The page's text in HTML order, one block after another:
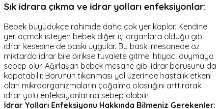
Sık idrara çıkma ve idrar yolları enfeksiyonlar:
Bebek büyüdükçe rahimde daha çok yer kaplar. Kendine
yer açmak isteyen bebek diğer iç organlara olduğu gibi
idrar kesesine de baskı uygular. Bu baskı mesanede az
miktarda idrar bile birikse tuvalete gitme ihtiyacı duymaya
sebep olur. Ağırlaşan bebek mesane gibi idrar borusunu da
kapatabilir. Borunun tıkanması yol üzerinde hastalık etkeni
olan mikroorganizmaların çoğalma olasılığını arttırarak
idrar yolu enfeksiyonlarına sebep olabilir.
İdrar Yolları Enfeksiyonu Hakkında Bilmeniz Gerekenler: